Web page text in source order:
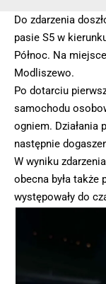
Do zdarzenia
pasie S5 w
Północ. Na
Modliszewo.
Po dotarciu
samochodu
ogniem. Działania
następnie
W wyniku
obecna była także
występowały do